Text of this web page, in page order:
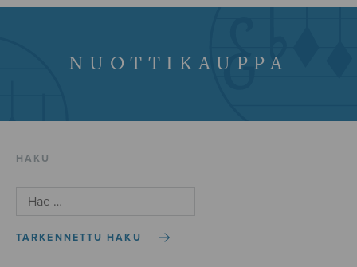
NUOTTIKAUPPA
HAKU
TARKENNETTU HAKU